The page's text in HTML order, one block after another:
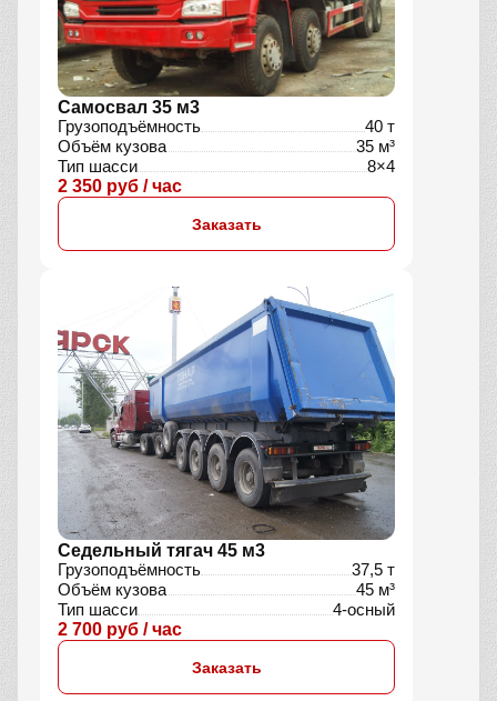
Самосвал 35 м3
Грузоподъёмность
40 т
Объём кузова
35 м³
Тип шасси
8×4
2 350 руб / час
Заказать
Седельный тягач 45 м3
Грузоподъёмность
37,5 т
Объём кузова
45 м³
Тип шасси
4-осный
2 700 руб / час
Заказать